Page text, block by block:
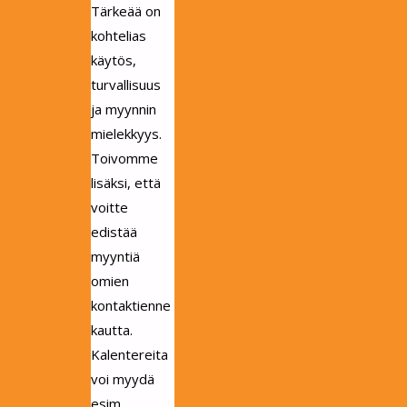
Tärkeää on
kohtelias
käytös,
turvallisuus
ja myynnin
mielekkyys.
Toivomme
lisäksi, että
voitte
edistää
myyntiä
omien
kontaktienne
kautta.
Kalentereita
voi myydä
esim.